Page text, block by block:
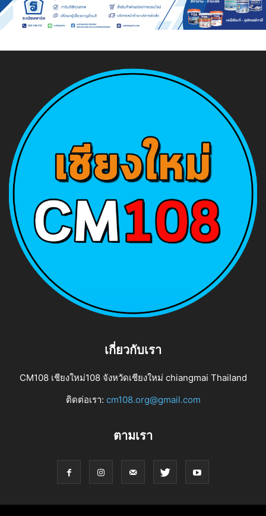
เกี่ยวกับเรา
CM108 เชียงใหม่108 จังหวัดเชียงใหม่ chiangmai Thailand
ติดต่อเรา: cm108.org@gmail.com
ตามเรา